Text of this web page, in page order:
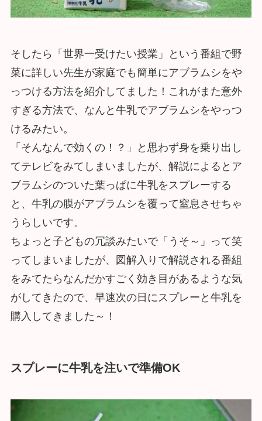
そしたら「世界一受けたい授業」という番組で野
菜に詳しい先生が家庭でも簡単にアブラムシをや
っつける方法を紹介してました！これがまた意外
すぎる方法で、なんと牛乳でアブラムシをやっつ
けるみたい。
「そんなんで効くの！？」と思わず身を乗り出し
てテレビをみてしまいましたが、解説によるとア
ブラムシのついた葉っぱに牛乳をスプレーする
と、牛乳の膜がアブラムシを覆って窒息させちゃ
うらしいです。
ちょっと子どもの冗談みたいで「うそ～」って笑
ってしまいましたが、図解入りで解説される番組
をみてたらなんだかすごく効き目があるような気
がしてきたので、早速次の日にスプレーと牛乳を
購入してきました～！
スプレーに牛乳を注いで準備OK